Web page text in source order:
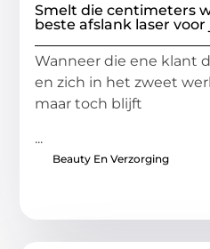
Smelt die centimeters
beste afslank laser
Wanneer die ene klant
en zich in het zweet
maar toch blijft
...
Beauty En Verzorging